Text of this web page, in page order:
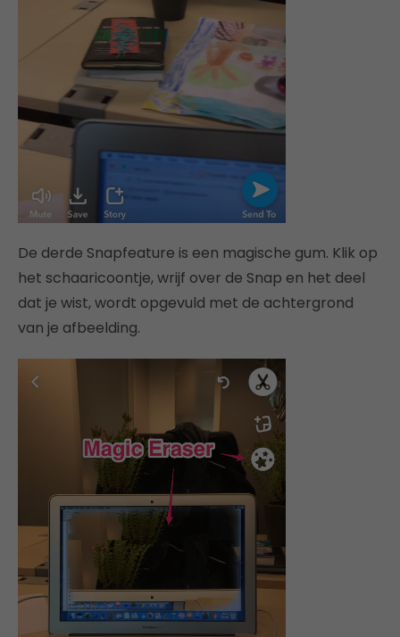
De derde Snapfeature is een magische gum. Klik op
het schaaricoontje, wrijf over de Snap en het deel
dat je wist, wordt opgevuld met de achtergrond
van je afbeelding.